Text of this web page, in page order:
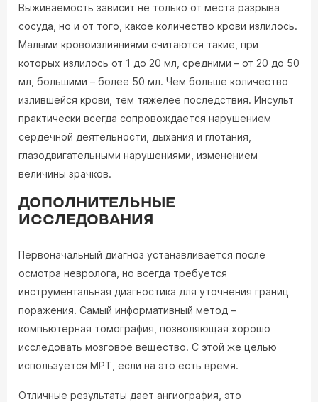
Выживаемость зависит не только от места разрыва
сосуда, но и от того, какое количество крови излилось.
Малыми кровоизлияниями считаются такие, при
которых излилось от 1 до 20 мл, средними – от 20 до 50
мл, большими – более 50 мл. Чем больше количество
излившейся крови, тем тяжелее последствия. Инсульт
практически всегда сопровождается нарушением
сердечной деятельности, дыхания и глотания,
глазодвигательными нарушениями, изменением
величины зрачков.
ДОПОЛНИТЕЛЬНЫЕ
ИССЛЕДОВАНИЯ
Первоначальный диагноз устанавливается после
осмотра невролога, но всегда требуется
инструментальная диагностика для уточнения границ
поражения. Самый информативный метод –
компьютерная томография, позволяющая хорошо
исследовать мозговое вещество. С этой же целью
используется МРТ, если на это есть время.
Отличные результаты дает ангиография, это